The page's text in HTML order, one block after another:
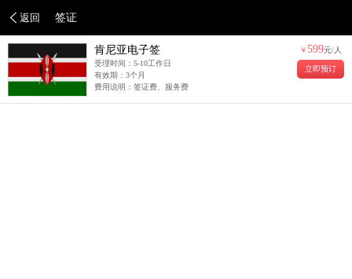
返回 签证
肯尼亚电子签
受理时间：5-10工作日
有效期：3个月
费用说明：签证费、服务费
￥599元/人
立即预订